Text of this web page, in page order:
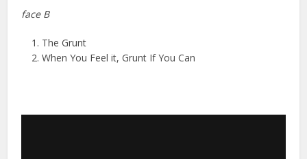
face B
The Grunt
When You Feel it, Grunt If You Can